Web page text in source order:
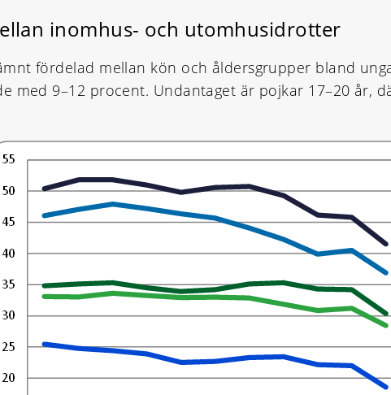
inomhus- och utomhusidrotter
fördelad mellan kön och åldersgrupper bland
med 9–12 procent. Undantaget är pojkar 17–20 år,